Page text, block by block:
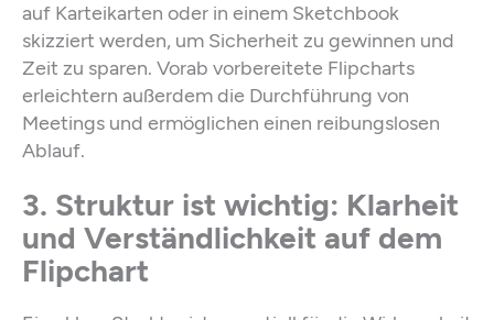
auf Karteikarten oder in einem Sketchbook
skizziert werden, um Sicherheit zu gewinnen und
Zeit zu sparen. Vorab vorbereitete Flipcharts
erleichtern außerdem die Durchführung von
Meetings und ermöglichen einen reibungslosen
Ablauf.
3. Struktur ist wichtig: Klarheit
und Verständlichkeit auf dem
Flipchart